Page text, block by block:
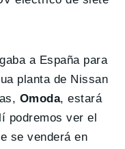
a España para
planta de Nissan
Omoda, estará
podremos ver el
se venderá en